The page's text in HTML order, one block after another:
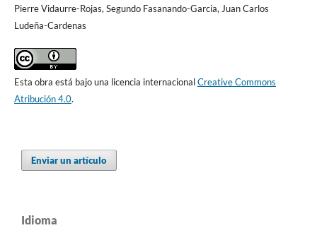
Pierre Vidaurre-Rojas, Segundo Fasanando-Garcia, Juan Carlos
Ludeña-Cardenas
Esta obra está bajo una licencia internacionalCreative Commons
Atribución 4.0.
Enviar un artículo
Idioma